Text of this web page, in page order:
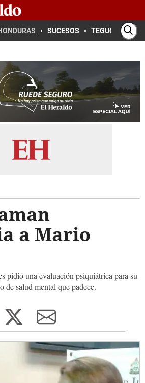
SUCESOS TEGUCIGALPA
a Mario
pidió una evaluación psiquiátrica para su
de salud mental que padece.